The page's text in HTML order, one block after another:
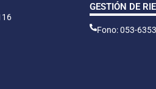
GESTIÓN DE
Fono: 053-